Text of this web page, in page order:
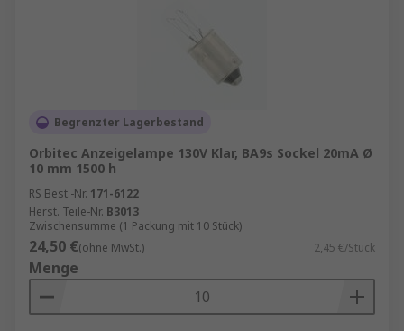
Begrenzter Lagerbestand
Orbitec Anzeigelampe 130V Klar, BA9s Sockel 20mA Ø
10 mm 1500 h
RS Best.-Nr. 171-6122
Herst. Teile-Nr. B3013
Zwischensumme (1 Packung mit 10 Stück)
24,50 €(ohne MwSt.) 2,45 €/Stück
Menge